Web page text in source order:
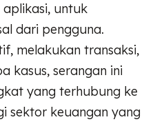
untuk
dari pengguna.
melakukan transaksi,
kasus, serangan ini
yang terhubung ke
sektor keuangan yang